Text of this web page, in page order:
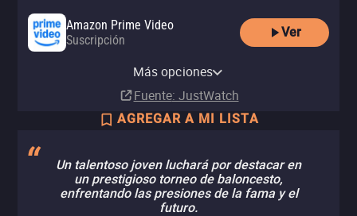
Amazon Prime Video
Suscripción
Ver
Más opciones
Fuente: JustWatch
AGREGAR A MI LISTA
Un talentoso joven luchará por destacar en
un prestigioso torneo de baloncesto,
enfrentando las presiones de la fama y el
futuro.